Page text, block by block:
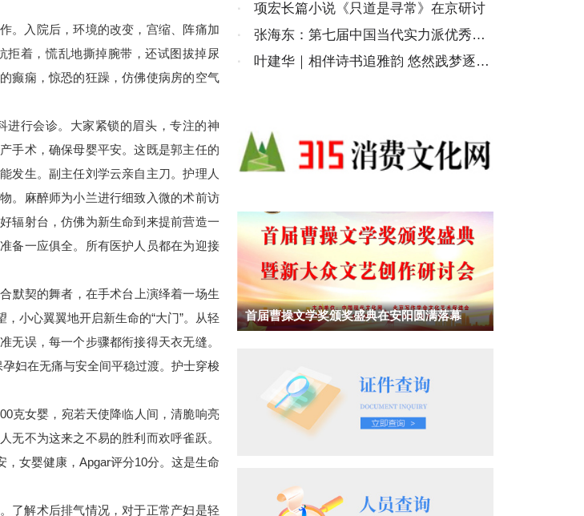
管理能力提升培训班读书会
·
项宏长篇小说《只道是寻常》在京研讨
·
张海东：第七届中国当代实力派优秀作
家
·
叶建华｜相伴诗书追雅韵 悠然践梦逐安
首届曹操文学奖颁奖盛典在安阳圆满落幕
。入院后，环境的改变，宫缩、阵痛加
拒着，慌乱地撕掉腕带，还试图拔掉尿
癫痫，惊恐的狂躁，仿佛使病房的空气
进行会诊。大家紧锁的眉头，专注的神
手术，确保母婴平安。这既是郭主任的
发生。副主任刘学云亲自主刀。护理人
。麻醉师为小兰进行细致入微的术前访
辐射台，仿佛为新生命到来提前营造一
备一应俱全。所有医护人员都在为迎接
默契的舞者，在手术台上演绎着一场生
小心翼翼地开启新生命的“大门”。从轻
无误，每一个步骤都衔接得天衣无缝。
妇在无痛与安全间平稳过渡。护士穿梭
克女婴，宛若天使降临人间，清脆响亮
无不为这来之不易的胜利而欢呼雀跃。
女婴健康，Apgar评分10分。这是生命
了解术后排气情况，对于正常产妇是轻